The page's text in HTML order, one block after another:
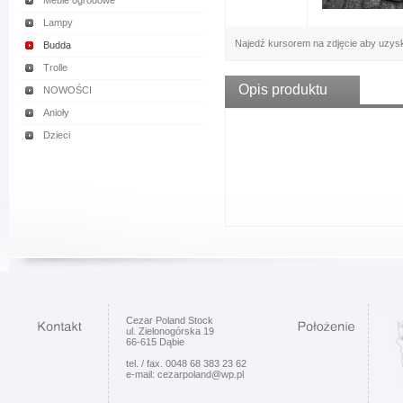
Lampy
Budda
Trolle
NOWOŚCI
Anioły
Dzieci
Najedź kursorem na zdjęcie aby
Opis produktu
Cezar Poland Stock
ul. Zielonogórska 19
66-615 Dąbie
tel. / fax. 0048 68 383 23 62
e-mail: cezarpoland@wp.pl